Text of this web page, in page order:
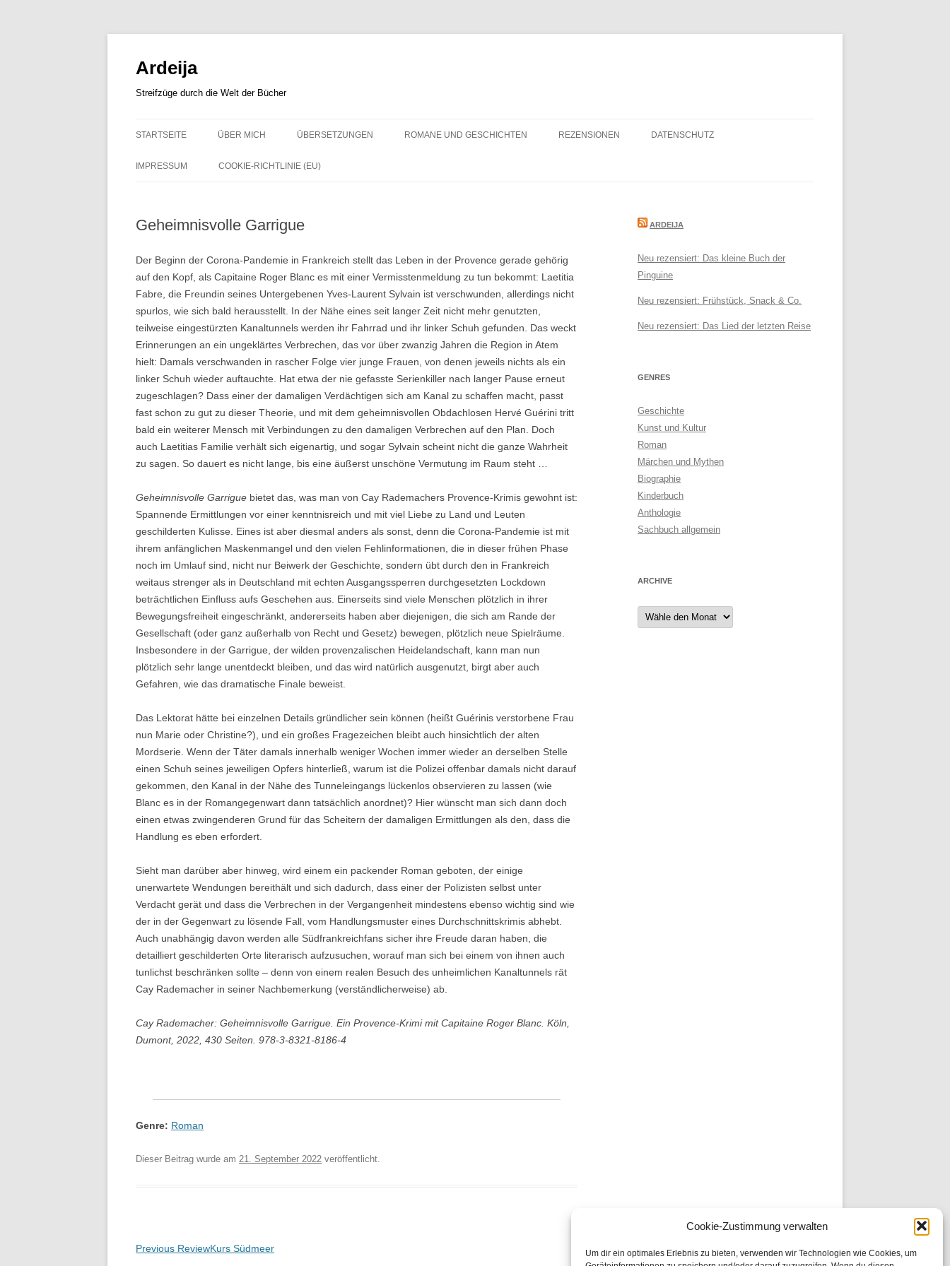
Cookie-Zustimmung verwalten
Um dir ein optimales Erlebnis zu bieten, verwenden wir Technologien wie Cookies, um
Ardeija
Streifzüge durch die Welt der Bücher
STARTSEITE ÜBER MICH ÜBERSETZUNGEN ROMANE UND GESCHICHTEN REZENSIONEN DATENSCHUTZ
IMPRESSUM COOKIE-RICHTLINIE (EU)
Geheimnisvolle Garrigue
Der Beginn der Corona-Pandemie in Frankreich stellt das Leben in der Provence gerade gehörig
auf den Kopf, als Capitaine Roger Blanc es mit einer Vermisstenmeldung zu tun bekommt: Laetitia
Fabre, die Freundin seines Untergebenen Yves-Laurent Sylvain ist verschwunden, allerdings nicht
spurlos, wie sich bald herausstellt. In der Nähe eines seit langer Zeit nicht mehr genutzten,
teilweise eingestürzten Kanaltunnels werden ihr Fahrrad und ihr linker Schuh gefunden. Das weckt
Erinnerungen an ein ungeklärtes Verbrechen, das vor über zwanzig Jahren die Region in Atem
hielt: Damals verschwanden in rascher Folge vier junge Frauen, von denen jeweils nichts als ein
linker Schuh wieder auftauchte. Hat etwa der nie gefasste Serienkiller nach langer Pause erneut
zugeschlagen? Dass einer der damaligen Verdächtigen sich am Kanal zu schaffen macht, passt
fast schon zu gut zu dieser Theorie, und mit dem geheimnisvollen Obdachlosen Hervé Guérini tritt
bald ein weiterer Mensch mit Verbindungen zu den damaligen Verbrechen auf den Plan. Doch
auch Laetitias Familie verhält sich eigenartig, und sogar Sylvain scheint nicht die ganze Wahrheit
zu sagen. So dauert es nicht lange, bis eine äußerst unschöne Vermutung im Raum steht …
Geheimnisvolle Garrigue bietet das, was man von Cay Rademachers Provence-Krimis gewohnt ist:
Spannende Ermittlungen vor einer kenntnisreich und mit viel Liebe zu Land und Leuten
geschilderten Kulisse. Eines ist aber diesmal anders als sonst, denn die Corona-Pandemie ist mit
ihrem anfänglichen Maskenmangel und den vielen Fehlinformationen, die in dieser frühen Phase
noch im Umlauf sind, nicht nur Beiwerk der Geschichte, sondern übt durch den in Frankreich
weitaus strenger als in Deutschland mit echten Ausgangssperren durchgesetzten Lockdown
beträchtlichen Einfluss aufs Geschehen aus. Einerseits sind viele Menschen plötzlich in ihrer
Bewegungsfreiheit eingeschränkt, andererseits haben aber diejenigen, die sich am Rande der
Gesellschaft (oder ganz außerhalb von Recht und Gesetz) bewegen, plötzlich neue Spielräume.
Insbesondere in der Garrigue, der wilden provenzalischen Heidelandschaft, kann man nun
plötzlich sehr lange unentdeckt bleiben, und das wird natürlich ausgenutzt, birgt aber auch
Gefahren, wie das dramatische Finale beweist.
Das Lektorat hätte bei einzelnen Details gründlicher sein können (heißt Guérinis verstorbene Frau
nun Marie oder Christine?), und ein großes Fragezeichen bleibt auch hinsichtlich der alten
Mordserie. Wenn der Täter damals innerhalb weniger Wochen immer wieder an derselben Stelle
einen Schuh seines jeweiligen Opfers hinterließ, warum ist die Polizei offenbar damals nicht darauf
gekommen, den Kanal in der Nähe des Tunneleingangs lückenlos observieren zu lassen (wie
Blanc es in der Romangegenwart dann tatsächlich anordnet)? Hier wünscht man sich dann doch
einen etwas zwingenderen Grund für das Scheitern der damaligen Ermittlungen als den, dass die
Handlung es eben erfordert.
Sieht man darüber aber hinweg, wird einem ein packender Roman geboten, der einige
unerwartete Wendungen bereithält und sich dadurch, dass einer der Polizisten selbst unter
Verdacht gerät und dass die Verbrechen in der Vergangenheit mindestens ebenso wichtig sind wie
der in der Gegenwart zu lösende Fall, vom Handlungsmuster eines Durchschnittskrimis abhebt.
Auch unabhängig davon werden alle Südfrankreichfans sicher ihre Freude daran haben, die
detailliert geschilderten Orte literarisch aufzusuchen, worauf man sich bei einem von ihnen auch
tunlichst beschränken sollte – denn von einem realen Besuch des unheimlichen Kanaltunnels rät
Cay Rademacher in seiner Nachbemerkung (verständlicherweise) ab.
Cay Rademacher: Geheimnisvolle Garrigue. Ein Provence-Krimi mit Capitaine Roger Blanc. Köln,
Dumont, 2022, 430 Seiten. 978-3-8321-8186-4
Genre: Roman
Dieser Beitrag wurde am 21. September 2022 veröffentlicht.
Beitragsnavigation
Previous ReviewKurs Südmeer
ARDEIJA
Neu rezensiert: Das kleine Buch der
Pinguine
Neu rezensiert: Frühstück, Snack & Co.
Neu rezensiert: Das Lied der letzten Reise
GENRES
Geschichte
Kunst und Kultur
Roman
Märchen und Mythen
Biographie
Kinderbuch
Anthologie
Sachbuch allgemein
ARCHIVE
Archive